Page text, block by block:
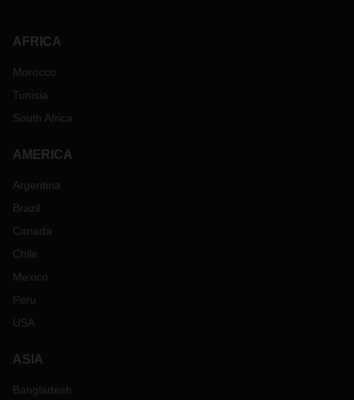
AFRICA
Morocco
Tunisia
South Africa
AMERICA
Argentina
Brazil
Canada
Chile
Mexico
Peru
USA
ASIA
Bangladesh